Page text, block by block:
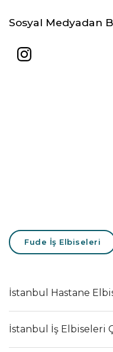
Sosyal Medyadan
Fude İş Elbiseleri
İstanbul Hastane
İstanbul İş Elbiseleri